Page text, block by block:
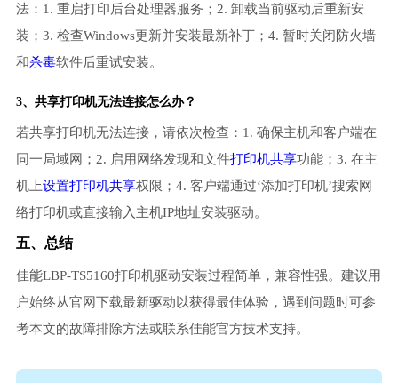
法：1. 重启打印后台处理器服务；2. 卸载当前驱动后重新安
装；3. 检查Windows更新并安装最新补丁；4. 暂时关闭防火墙
和杀毒软件后重试安装。
3、共享打印机无法连接怎么办？
若共享打印机无法连接，请依次检查：1. 确保主机和客户端在
同一局域网；2. 启用网络发现和文件打印机共享功能；3. 在主
机上设置打印机共享权限；4. 客户端通过‘添加打印机’搜索网
络打印机或直接输入主机IP地址安装驱动。
五、总结
佳能LBP-TS5160打印机驱动安装过程简单，兼容性强。建议用
户始终从官网下载最新驱动以获得最佳体验，遇到问题时可参
考本文的故障排除方法或联系佳能官方技术支持。